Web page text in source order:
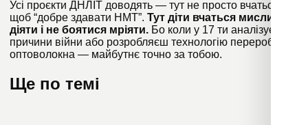
Усі проєкти ДНЛІТ доводять — тут не просто вчаться,
щоб “добре здавати НМТ”. Тут діти вчаться мислити,
діяти і не боятися мріяти. Бо коли у 17 ти аналізуєш
причини війни або розробляєш технологію переробки
оптоволокна — майбутнє точно за тобою.
Ще по темі